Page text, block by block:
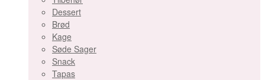
Dessert
Brød
Kage
Søde Sager
Snack
Tapas